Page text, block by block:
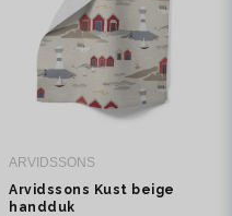
ARVIDSSONS
Arvidssons Kust beige
handduk